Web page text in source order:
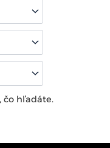
čo hľadáte.